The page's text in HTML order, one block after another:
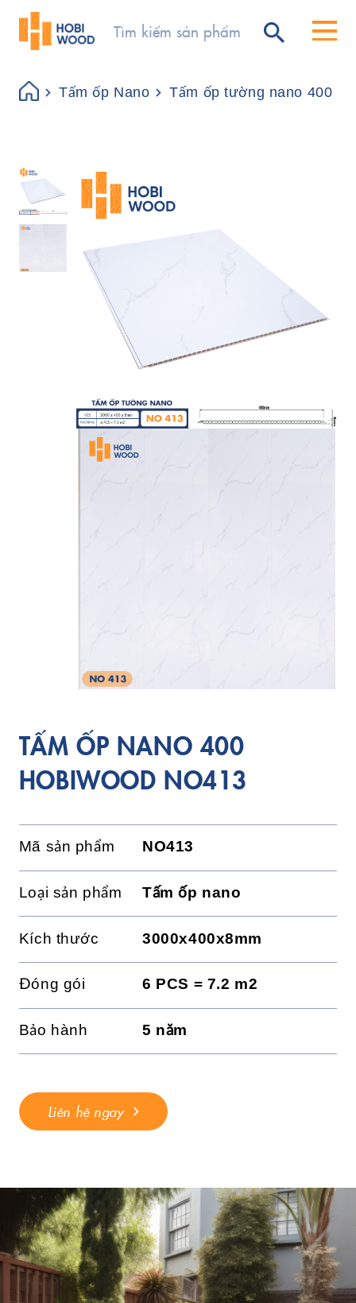
Tấm ốp Nano Tấm ốp tường nano 400
TẤM ỐP NANO 400
HOBIWOOD NO413
Mã sản phẩm NO413
Loại sản phẩm Tấm ốp nano
Kích thước 3000x400x8mm
Đóng gói 6 PCS = 7.2 m2
Bảo hành 5 năm
Liên hệ ngay